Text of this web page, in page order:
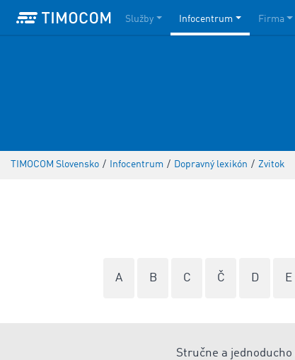
Služby Infocentrum Firma
TIMOCOM Slovensko / Infocentrum / Dopravný lexikón / Zvitok
A B C Č D E
Stručne a jednoducho